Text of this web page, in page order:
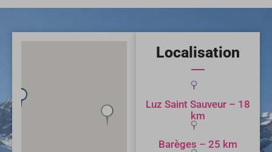
Localisation
Luz Saint Sauveur – 18
km
Barèges – 25 km